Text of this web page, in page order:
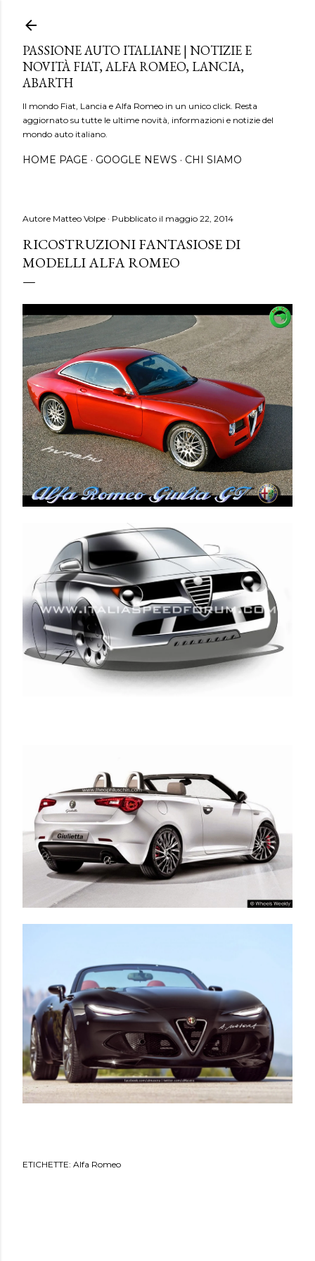
PASSIONE AUTO ITALIANE | NOTIZIE E
NOVITÀ FIAT, ALFA ROMEO, LANCIA,
ABARTH
Il mondo Fiat, Lancia e Alfa Romeo in un unico click. Resta
aggiornato su tutte le ultime novità, informazioni e notizie del
mondo auto italiano.
HOME PAGE GOOGLE NEWS CHI SIAMO
Autore Matteo Volpe Pubblicato il maggio 22, 2014
RICOSTRUZIONI FANTASIOSE DI
MODELLI ALFA ROMEO
ETICHETTE: Alfa Romeo